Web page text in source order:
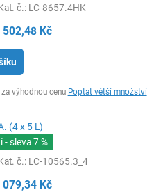
č.: LC-8657.4HK
502,48 Kč
výhodnou cenu Poptat větší množství
(4 x 5 L)
- sleva7 %
č.: LC-10565.3_4
079,34 Kč